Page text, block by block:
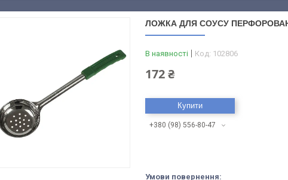
ЛОЖКА ДЛЯ СОУСУ
В наявності Код: 102806
172 ₴
Купити
+380 (98) 556-80-47